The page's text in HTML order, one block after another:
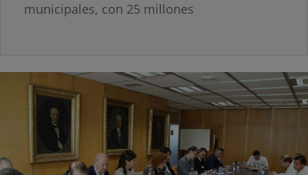
municipales, con 25 millones